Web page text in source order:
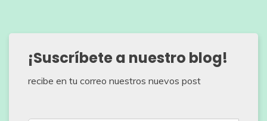
¡Suscríbete a nuestro blog!
recibe en tu correo nuestros nuevos post